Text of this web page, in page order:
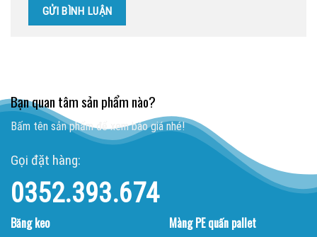
Bạn quan tâm sản phẩm nào?
Bấm tên sản phẩm để xem báo giá nhé!
Gọi đặt hàng:
0352.393.674
Băng keo Màng PE quấn pallet